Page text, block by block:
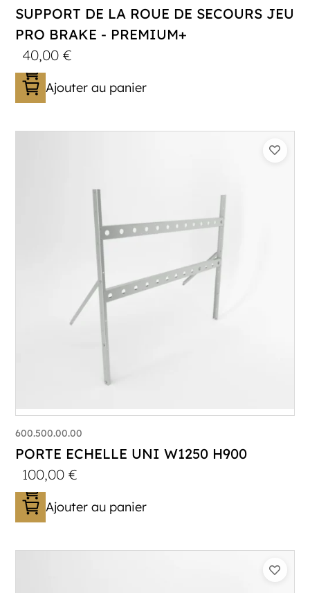
SUPPORT DE LA ROUE DE SECOURS JEU
PRO BRAKE - PREMIUM+
40,00€
Ajouter au panier
600.500.00.00
PORTE ECHELLE UNI W1250 H900
100,00€
Ajouter au panier